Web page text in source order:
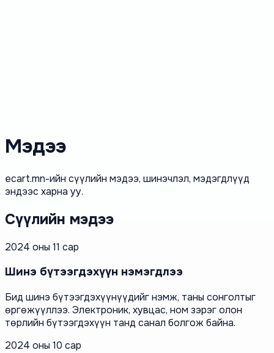
Мэдээ
ecart.mn-ийн сүүлийн мэдээ, шинэчлэл, мэдэгдлүүд
эндээс харна уу.
Сүүлийн мэдээ
2024 оны 11 сар
Шинэ бүтээгдэхүүн нэмэгдлээ
Бид шинэ бүтээгдэхүүнүүдийг нэмж, таны сонголтыг
өргөжүүллээ. Электроник, хувцас, ном зэрэг олон
төрлийн бүтээгдэхүүн танд санал болгож байна.
2024 оны 10 сар